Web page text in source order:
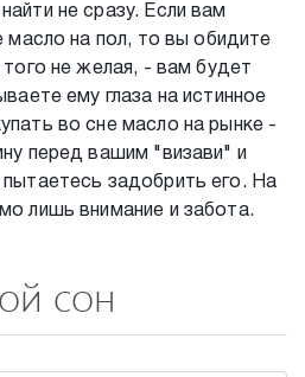
не сразу. Если вам
масло на пол, то вы обидите
не желая, - вам будет
ему глаза на истинное
во сне масло на рынке -
перед вашим "визави" и
задобрить его. На
лишь внимание и забота.
сон